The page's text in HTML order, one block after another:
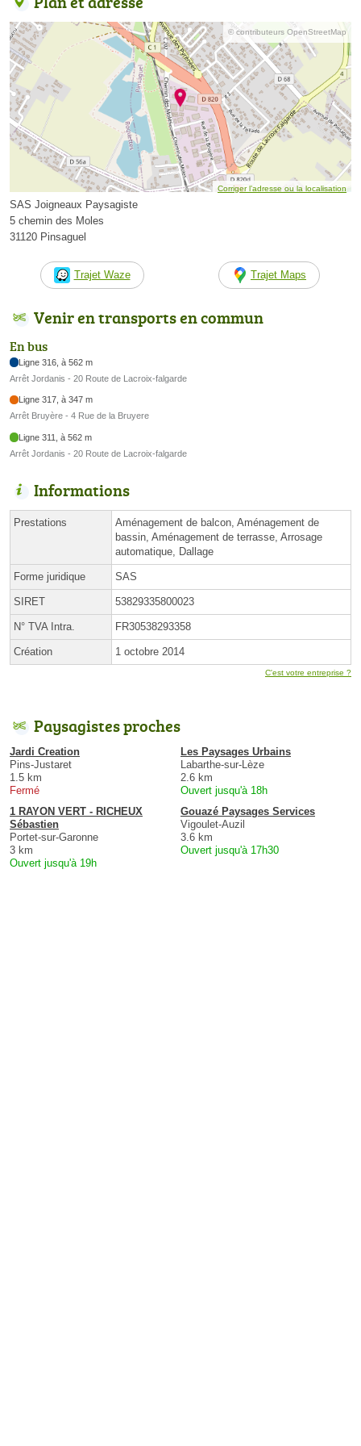
© contributeurs OpenStreetMap
Corriger l’adresse ou la localisation
SAS Joigneaux Paysagiste
5 chemin des Moles
31120 Pinsaguel
Trajet Waze Trajet Maps
Venir en transports en commun
En bus
Ligne 316, à 562 m
Arrêt Jordanis - 20 Route de Lacroix-falgarde
Ligne 317, à 347 m
Arrêt Bruyère - 4 Rue de la Bruyere
Ligne 311, à 562 m
Arrêt Jordanis - 20 Route de Lacroix-falgarde
Informations
Prestations
Aménagement de balcon, Aménagement de
bassin, Aménagement de terrasse, Arrosage
automatique, Dallage
Forme juridique SAS
SIRET 53829335800023
N° TVA Intra. FR30538293358
Création 1 octobre 2014
C'est votre entreprise ?
Paysagistes proches
Jardi Creation
Pins-Justaret
1.5 km
Fermé
Les Paysages Urbains
Labarthe-sur-Lèze
2.6 km
Ouvert jusqu'à 18h
1 RAYON VERT - RICHEUX
Sébastien
Portet-sur-Garonne
3 km
Ouvert jusqu'à 19h
Gouazé Paysages Services
Vigoulet-Auzil
3.6 km
Ouvert jusqu'à 17h30